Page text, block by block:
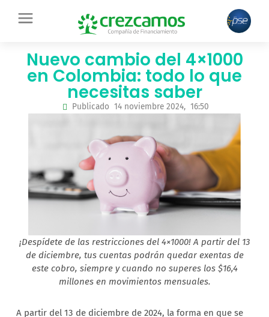
Nuevo cambio del 4×1000
en Colombia: todo lo que
necesitas saber
Publicado 14 noviembre 2024, 16:50
¡Despídete de las restricciones del 4×1000! A partir del 13
de diciembre, tus cuentas podrán quedar exentas de
este cobro, siempre y cuando no superes los $16,4
millones en movimientos mensuales.
A partir del 13 de diciembre de 2024, la forma en que se